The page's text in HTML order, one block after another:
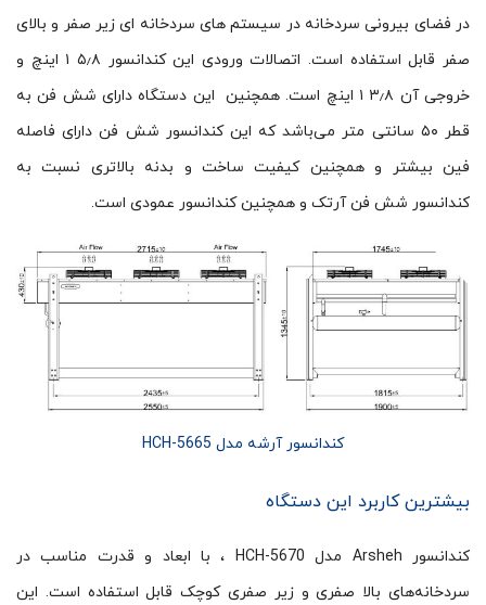
در فضای بیرونی سردخانه در سیستم های سردخانه ای زیر صفر و بالای
صفر قابل استفاده است. اتصالات ورودی این کندانسور ۵٫۸ ۱ اینچ و
خروجی آن ۳٫۸ ۱ اینچ است. همچنین این دستگاه دارای شش فن به
قطر ۵۰ سانتی متر می‌باشد که این کندانسور شش فن دارای فاصله
فین بیشتر و همچنین کیفیت ساخت و بدنه بالاتری نسبت به
کندانسور شش فن آرتک و همچنین کندانسور عمودی است.
کندانسور آرشه مدل HCH-5665
بیشترین کاربرد این دستگاه
کندانسور Arsheh مدل HCH-5670 ، با ابعاد و قدرت مناسب در
سردخانه‌های بالا صفری و زیر صفری کوچک قابل استفاده است. این